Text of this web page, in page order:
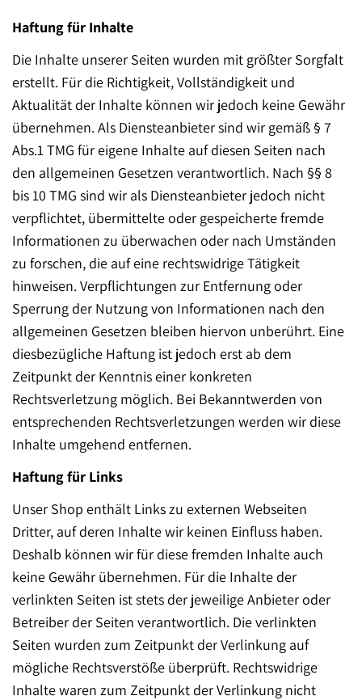
Haftung für Inhalte
Die Inhalte unserer Seiten wurden mit größter Sorgfalt
erstellt. Für die Richtigkeit, Vollständigkeit und
Aktualität der Inhalte können wir jedoch keine Gewähr
übernehmen. Als Diensteanbieter sind wir gemäß § 7
Abs.1 TMG für eigene Inhalte auf diesen Seiten nach
den allgemeinen Gesetzen verantwortlich. Nach §§ 8
bis 10 TMG sind wir als Diensteanbieter jedoch nicht
verpflichtet, übermittelte oder gespeicherte fremde
Informationen zu überwachen oder nach Umständen
zu forschen, die auf eine rechtswidrige Tätigkeit
hinweisen. Verpflichtungen zur Entfernung oder
Sperrung der Nutzung von Informationen nach den
allgemeinen Gesetzen bleiben hiervon unberührt. Eine
diesbezügliche Haftung ist jedoch erst ab dem
Zeitpunkt der Kenntnis einer konkreten
Rechtsverletzung möglich. Bei Bekanntwerden von
entsprechenden Rechtsverletzungen werden wir diese
Inhalte umgehend entfernen.
Haftung für Links
Unser Shop enthält Links zu externen Webseiten
Dritter, auf deren Inhalte wir keinen Einfluss haben.
Deshalb können wir für diese fremden Inhalte auch
keine Gewähr übernehmen. Für die Inhalte der
verlinkten Seiten ist stets der jeweilige Anbieter oder
Betreiber der Seiten verantwortlich. Die verlinkten
Seiten wurden zum Zeitpunkt der Verlinkung auf
mögliche Rechtsverstöße überprüft. Rechtswidrige
Inhalte waren zum Zeitpunkt der Verlinkung nicht